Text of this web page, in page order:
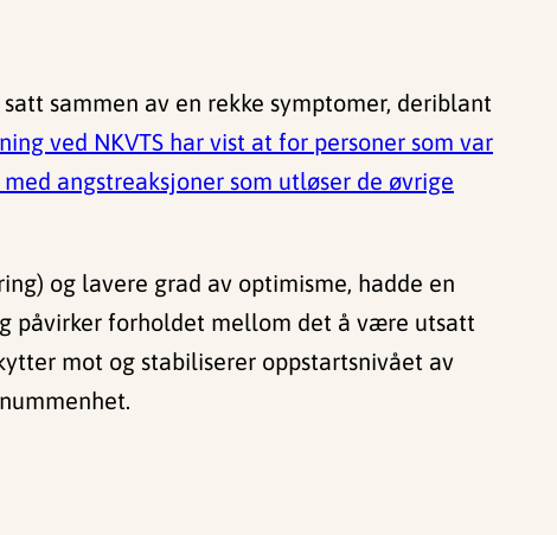
sammen av en rekke symptomer, deriblant
ved NKVTS har vist at for personer som var
angstreaksjoner som utløser de øvrige
og lavere grad av optimisme, hadde en
påvirker forholdet mellom det å være utsatt
mot og stabiliserer oppstartsnivået av